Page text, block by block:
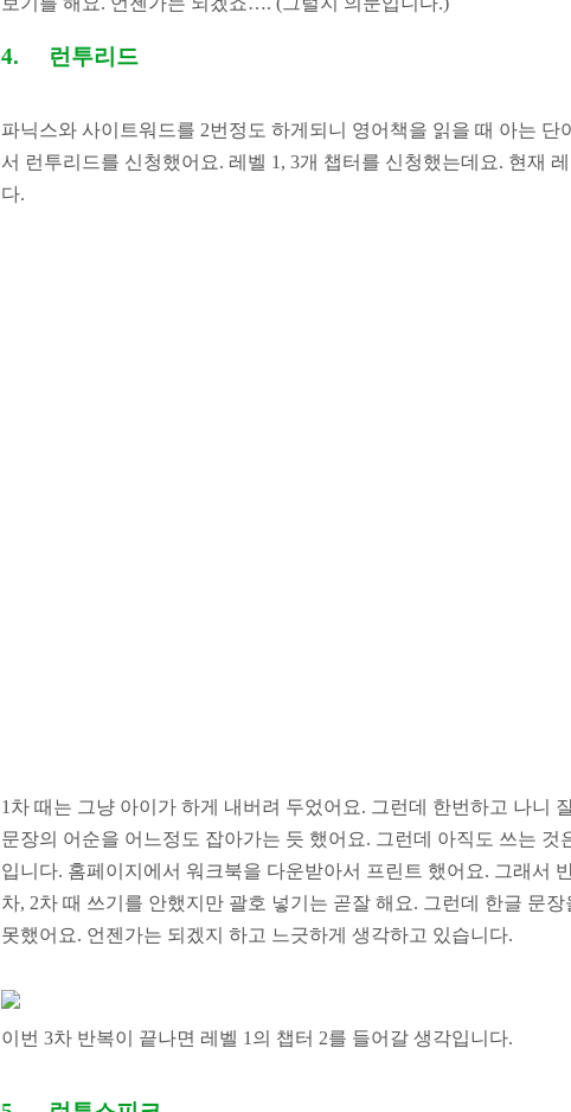
4. 런투리드
파닉스와 사이트워드를 2번정도 하게되니 영어책을 읽을 때 아는 단
서 런투리드를 신청했어요. 레벨 1, 3개 챕터를 신청했는데요. 현재
다.
1차 때는 그냥 아이가 하게 내버려 두었어요. 그런데 한번하고 나니
문장의 어순을 어느정도 잡아가는 듯 했어요. 그런데 아직도 쓰는 것
입니다. 홈페이지에서 워크북을 다운받아서 프린트 했어요. 그래서
차, 2차 때 쓰기를 안했지만 괄호 넣기는 곧잘 해요. 그런데 한글 문
못했어요. 언젠가는 되겠지 하고 느긋하게 생각하고 있습니다.
이번 3차 반복이 끝나면 레벨 1의 챕터 2를 들어갈 생각입니다.